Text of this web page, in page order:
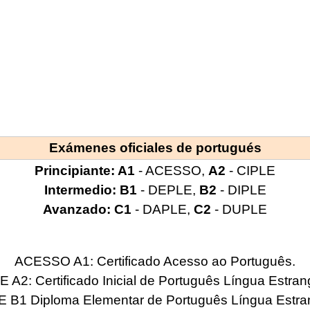
Exámenes oficiales de portugués
Principiante: A1 - ACESSO, A2 - CIPLE
Intermedio: B1 - DEPLE, B2 - DIPLE
Avanzado: C1 - DAPLE, C2 - DUPLE
ACESSO A1: Certificado Acesso ao Português.
A2: Certificado Inicial de Português Língua
B1 Diploma Elementar de Português Língua